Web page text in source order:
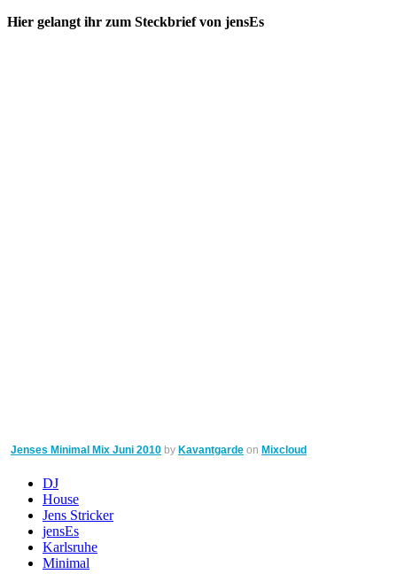
Hier gelangt ihr zum Steckbrief von jensEs
Jenses Minimal Mix Juni 2010 by Kavantgarde on Mixcloud
DJ
House
Jens Stricker
jensEs
Karlsruhe
Minimal